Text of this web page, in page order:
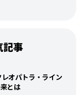
記事
オパトラ・ライン
とは